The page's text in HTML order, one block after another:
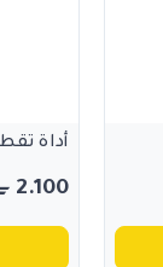
أداة تقطيع
2.100